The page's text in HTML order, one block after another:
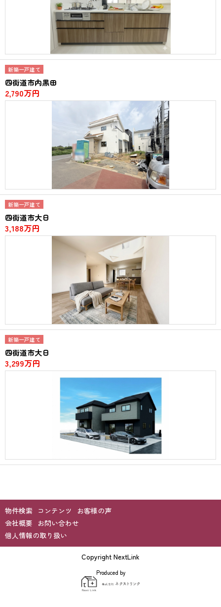
新築一戸建て
四街道市内黒田
2,790万円
新築一戸建て
四街道市大日
3,188万円
新築一戸建て
四街道市大日
3,299万円
物件検索 コンテンツ
お客様の声
会社概要
お問い合わせ
個人情報の取り扱い
Copyright NextLink
Produced by